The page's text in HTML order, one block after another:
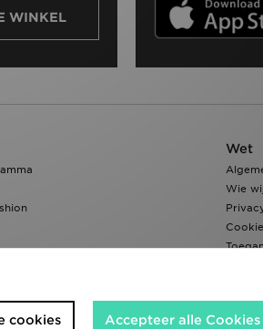
WINKEL
Wet
Wie
Accepteer alle Cookies
cookies